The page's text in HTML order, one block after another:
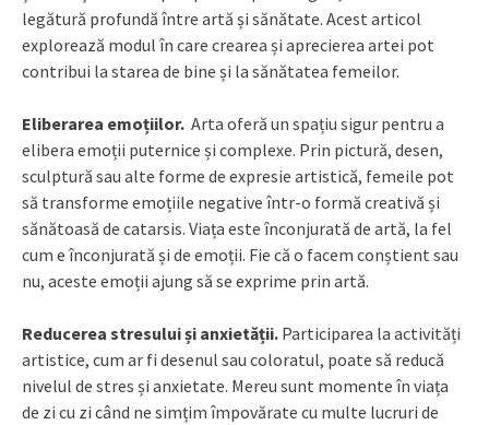
legătură profundă între artă și sănătate. Acest articol
explorează modul în care crearea și aprecierea artei pot
contribui la starea de bine și la sănătatea femeilor.
Eliberarea emoțiilor. Arta oferă un spațiu sigur pentru a
elibera emoții puternice și complexe. Prin pictură, desen,
sculptură sau alte forme de expresie artistică, femeile pot
să transforme emoțiile negative într-o formă creativă și
sănătoasă de catarsis. Viața este înconjurată de artă, la fel
cum e înconjurată și de emoții. Fie că o facem conștient sau
nu, aceste emoții ajung să se exprime prin artă.
Reducerea stresului și anxietății. Participarea la activități
artistice, cum ar fi desenul sau coloratul, poate să reducă
nivelul de stres și anxietate. Mereu sunt momente în viața
de zi cu zi când ne simțim împovărate cu multe lucruri de